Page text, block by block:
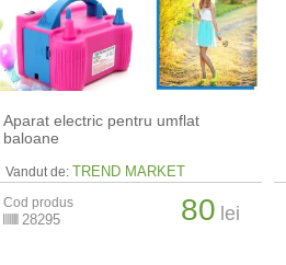
Aparat electric pentru umflat
baloane
Vandut de: TREND MARKET
Cod produs
28295 80 lei